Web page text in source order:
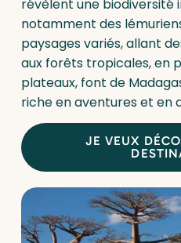
révèlent une biodiversité
notamment des
paysages variés, allant
aux forêts tropicales, en
plateaux, font de
riche en aventures et en
JE VEUX